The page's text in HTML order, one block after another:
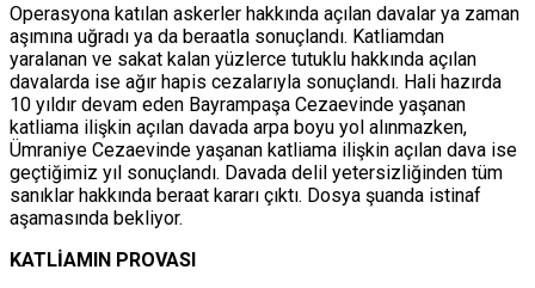
Operasyona katılan askerler hakkında açılan davalar ya zaman
aşımına uğradı ya da beraatla sonuçlandı. Katliamdan
yaralanan ve sakat kalan yüzlerce tutuklu hakkında açılan
davalarda ise ağır hapis cezalarıyla sonuçlandı. Hali hazırda
10 yıldır devam eden Bayrampaşa Cezaevinde yaşanan
katliama ilişkin açılan davada arpa boyu yol alınmazken,
Ümraniye Cezaevinde yaşanan katliama ilişkin açılan dava ise
geçtiğimiz yıl sonuçlandı. Davada delil yetersizliğinden tüm
sanıklar hakkında beraat kararı çıktı. Dosya şuanda istinaf
aşamasında bekliyor.
KATLİAMIN PROVASI